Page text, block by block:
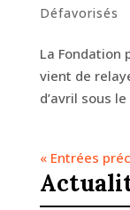
Défavorisés
La Fondation
vient de
d’avril sous
« Entrées